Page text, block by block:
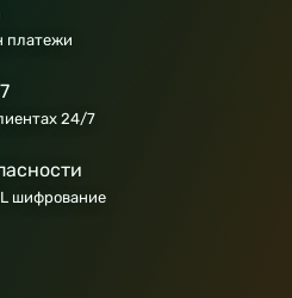
платежи
24/7
шифрование